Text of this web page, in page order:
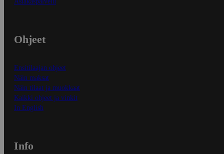
Ohjeet
Ensitilaajan ohjeet
Näin maksat
Näin tilaat ja muokkaat
Kaikki ohjeet ja vinkit
In English
Info